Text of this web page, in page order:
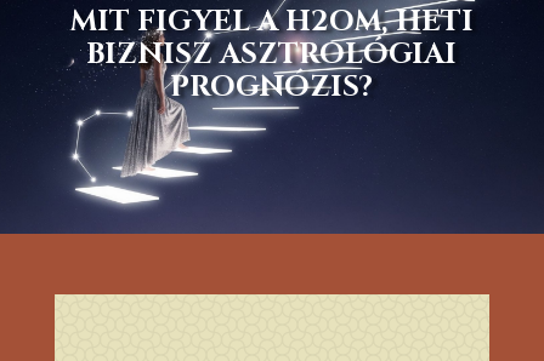
MIT FIGYEL A H2OM, HETI
BIZNISZ ASZTROLÓGIAI
PROGNÓZIS?